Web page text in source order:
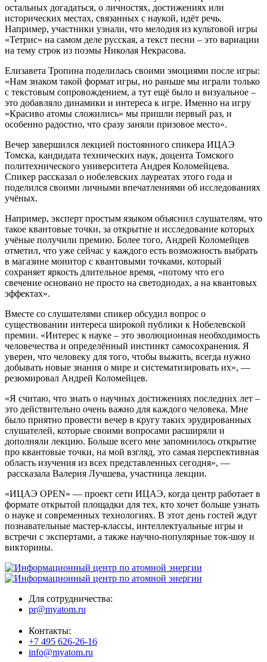
остальных догадаться, о личностях, достижениях или
исторических местах, связанных с наукой, идёт речь.
Например, участники узнали, что мелодия из культовой игры
«Тетрис» на самом деле русская, а текст песни – это вариации
на тему строк из поэмы Николая Некрасова.
Елизавета Тропина поделилась своими эмоциями после игры:
«Нам знаком такой формат игры, но раньше мы играли только
с текстовым сопровождением, а тут ещё было и визуальное –
это добавляло динамики и интереса к игре. Именно на игру
«Красиво атомы сложились» мы пришли первый раз, и
особенно радостно, что сразу заняли призовое место».
Вечер завершился лекцией постоянного спикера ИЦАЭ
Томска, кандидата технических наук, доцента Томского
политехнического университета Андрея Коломейцева.
Спикер рассказал о нобелевских лауреатах этого года и
поделился своими личными впечатлениями об исследованиях
учёных.
Например, эксперт простым языком объяснил слушателям, что
такое квантовые точки, за открытие и исследование которых
учёные получили премию. Более того, Андрей Коломейцев
отметил, что уже сейчас у каждого есть возможность выбрать
в магазине монитор с квантовыми точками, который
сохраняет яркость длительное время, «потому что его
свечение основано не просто на светодиодах, а на квантовых
эффектах».
Вместе со слушателями спикер обсудил вопрос о
существовании интереса широкой публики к Нобелевской
премии. «Интерес к науке – это эволюционная необходимость
человечества и определённый инстинкт самосохранения. Я
уверен, что человеку для того, чтобы выжить, всегда нужно
добывать новые знания о мире и систематизировать их», —
резюмировал Андрей Коломейцев.
«Я считаю, что знать о научных достижениях последних лет –
это действительно очень важно для каждого человека. Мне
было приятно провести вечер в кругу таких эрудированных
слушателей, которые своими вопросами расширяли и
дополняли лекцию. Больше всего мне запомнилось открытие
про квантовые точки, на мой взгляд, это самая перспективная
область изучения из всех представленных сегодня», —
рассказала Валерия Лучшева, участница лекции.
«ИЦАЭ OPEN» — проект сети ИЦАЭ, когда центр работает в
формате открытой площадки для тех, кто хочет больше узнать
о науке и современных технологиях. В этот день гостей ждут
познавательные мастер-классы, интеллектуальные игры и
встречи с экспертами, а также научно-популярные ток-шоу и
викторины.
Для сотрудничества:
pr@myatom.ru
Контакты:
+7 495 626-26-16
info@myatom.ru